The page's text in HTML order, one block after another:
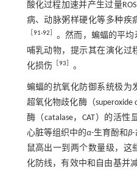
酸化过程加速并产生过量
病、动脉粥样硬化等多种疾
91-92
。然而，蝙蝠的平
哺乳动物，提示其在演化过
化损伤
93 。
蝙蝠的抗氧化防御系统极为
超氧化物歧化酶（superoxide
酶（catalase，CAT）的活
心脏等组织中的α-生育酚和β-
鼠高出一到两个数量级，这
化防线，有效中和自由基并